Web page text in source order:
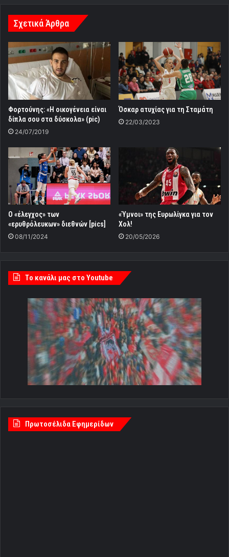
Σχετικά Άρθρα
Φορτούνης: «Η οικογένεια είναι
δίπλα σου στα δύσκολα» (pic)
24/07/2019
Όσκαρ ατυχίας για τη Σταμάτη
22/03/2023
Ο «έλεγχος» των
«ερυθρόλευκων» διεθνών [pics]
08/11/2024
«Ύμνοι» της Ευρωλίγκα για τον
Χολ!
20/05/2026
Tο κανάλι μας στο Youtube
Πρωτοσέλιδα Εφημερίδων